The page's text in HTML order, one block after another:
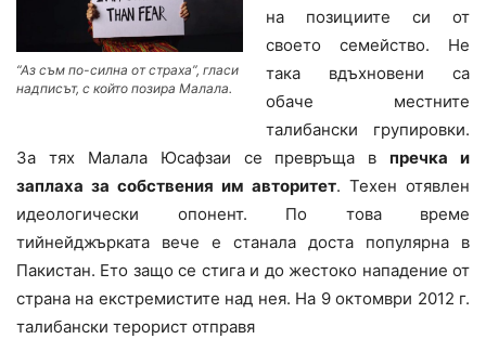
“Аз съм по-силна от страха”, гласи
надписът, с който позира Малала.
на позициите си от
своето семейство. Не
така вдъхновени са
обаче местните
талибански групировки.
За тях Малала Юсафзаи се превръща впречка и
заплаха за собствения им авторитет. Техен отявлен
идеологически опонент. По това време
тийнейджърката вече е станала доста популярна в
Пакистан. Ето защо се стига и до жестоко нападение от
страна на екстремистите над нея. На 9 октомври 2012 г.
талибански терорист отправя